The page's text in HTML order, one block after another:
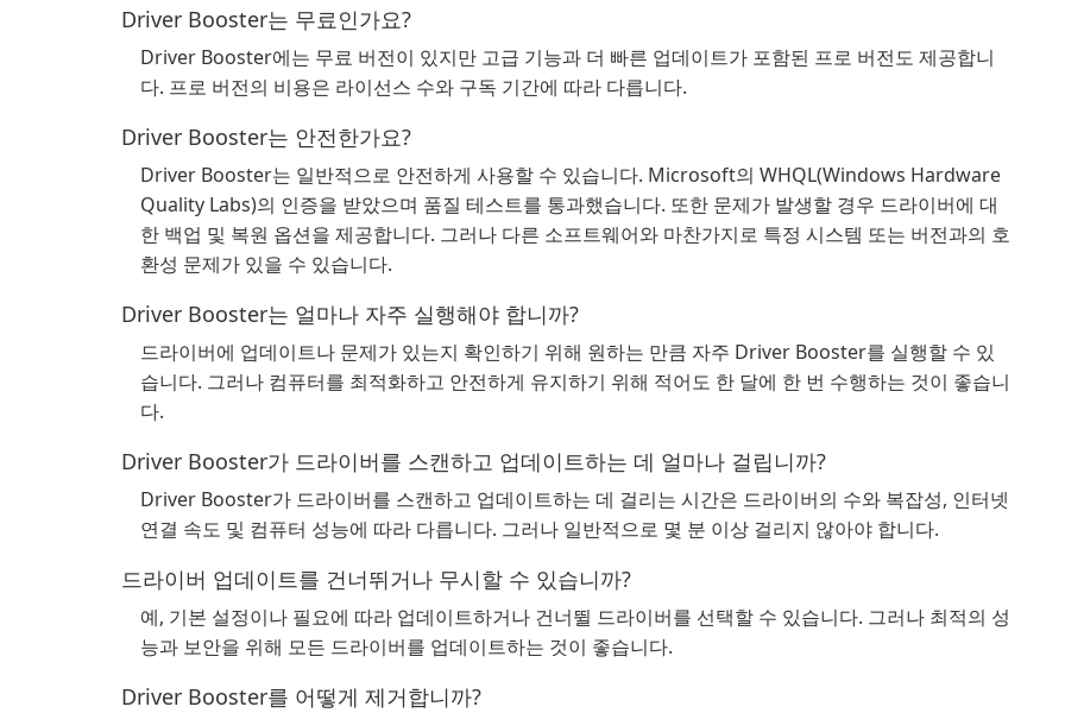
Driver Booster는 무료인가요?
Driver Booster에는 무료 버전이 있지만 고급 기능과 더 빠른 업데이트가 포함된 프로 버전도 제공합니
다. 프로 버전의 비용은 라이선스 수와 구독 기간에 따라 다릅니다.
Driver Booster는 안전한가요?
Driver Booster는 일반적으로 안전하게 사용할 수 있습니다. Microsoft의 WHQL(Windows Hardware
Quality Labs)의 인증을 받았으며 품질 테스트를 통과했습니다. 또한 문제가 발생할 경우 드라이버에 대
한 백업 및 복원 옵션을 제공합니다. 그러나 다른 소프트웨어와 마찬가지로 특정 시스템 또는 버전과의 호
환성 문제가 있을 수 있습니다.
Driver Booster는 얼마나 자주 실행해야 합니까?
드라이버에 업데이트나 문제가 있는지 확인하기 위해 원하는 만큼 자주 Driver Booster를 실행할 수 있
습니다. 그러나 컴퓨터를 최적화하고 안전하게 유지하기 위해 적어도 한 달에 한 번 수행하는 것이 좋습니
다.
Driver Booster가 드라이버를 스캔하고 업데이트하는 데 얼마나 걸립니까?
Driver Booster가 드라이버를 스캔하고 업데이트하는 데 걸리는 시간은 드라이버의 수와 복잡성, 인터넷
연결 속도 및 컴퓨터 성능에 따라 다릅니다. 그러나 일반적으로 몇 분 이상 걸리지 않아야 합니다.
드라이버 업데이트를 건너뛰거나 무시할 수 있습니까?
예, 기본 설정이나 필요에 따라 업데이트하거나 건너뛸 드라이버를 선택할 수 있습니다. 그러나 최적의 성
능과 보안을 위해 모든 드라이버를 업데이트하는 것이 좋습니다.
Driver Booster를 어떻게 제거합니까?